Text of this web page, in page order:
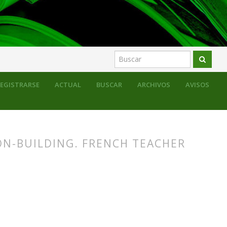
ACTUAL BUSCAR ARCHIVOS AVISOS
mercado escolar entre los siglos XIX y XX
BUILDING. FRENCH TEACHER